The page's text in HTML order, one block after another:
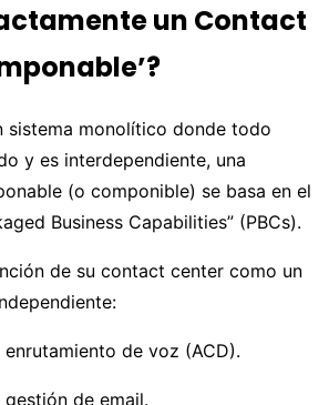
un Contact
sistema monolítico donde todo
y es interdependiente, una
(o componible) se basa en el
Business Capabilities” (PBCs).
de su contact center como un
de voz (ACD).
de email.